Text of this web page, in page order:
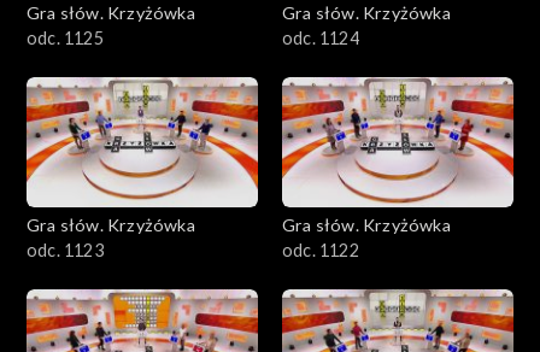
Gra słów. Krzyżówka
odc. 1125
Gra słów. Krzyżówka
odc. 1124
Gra słów. Krzyżówka
odc. 1123
Gra słów. Krzyżówka
odc. 1122